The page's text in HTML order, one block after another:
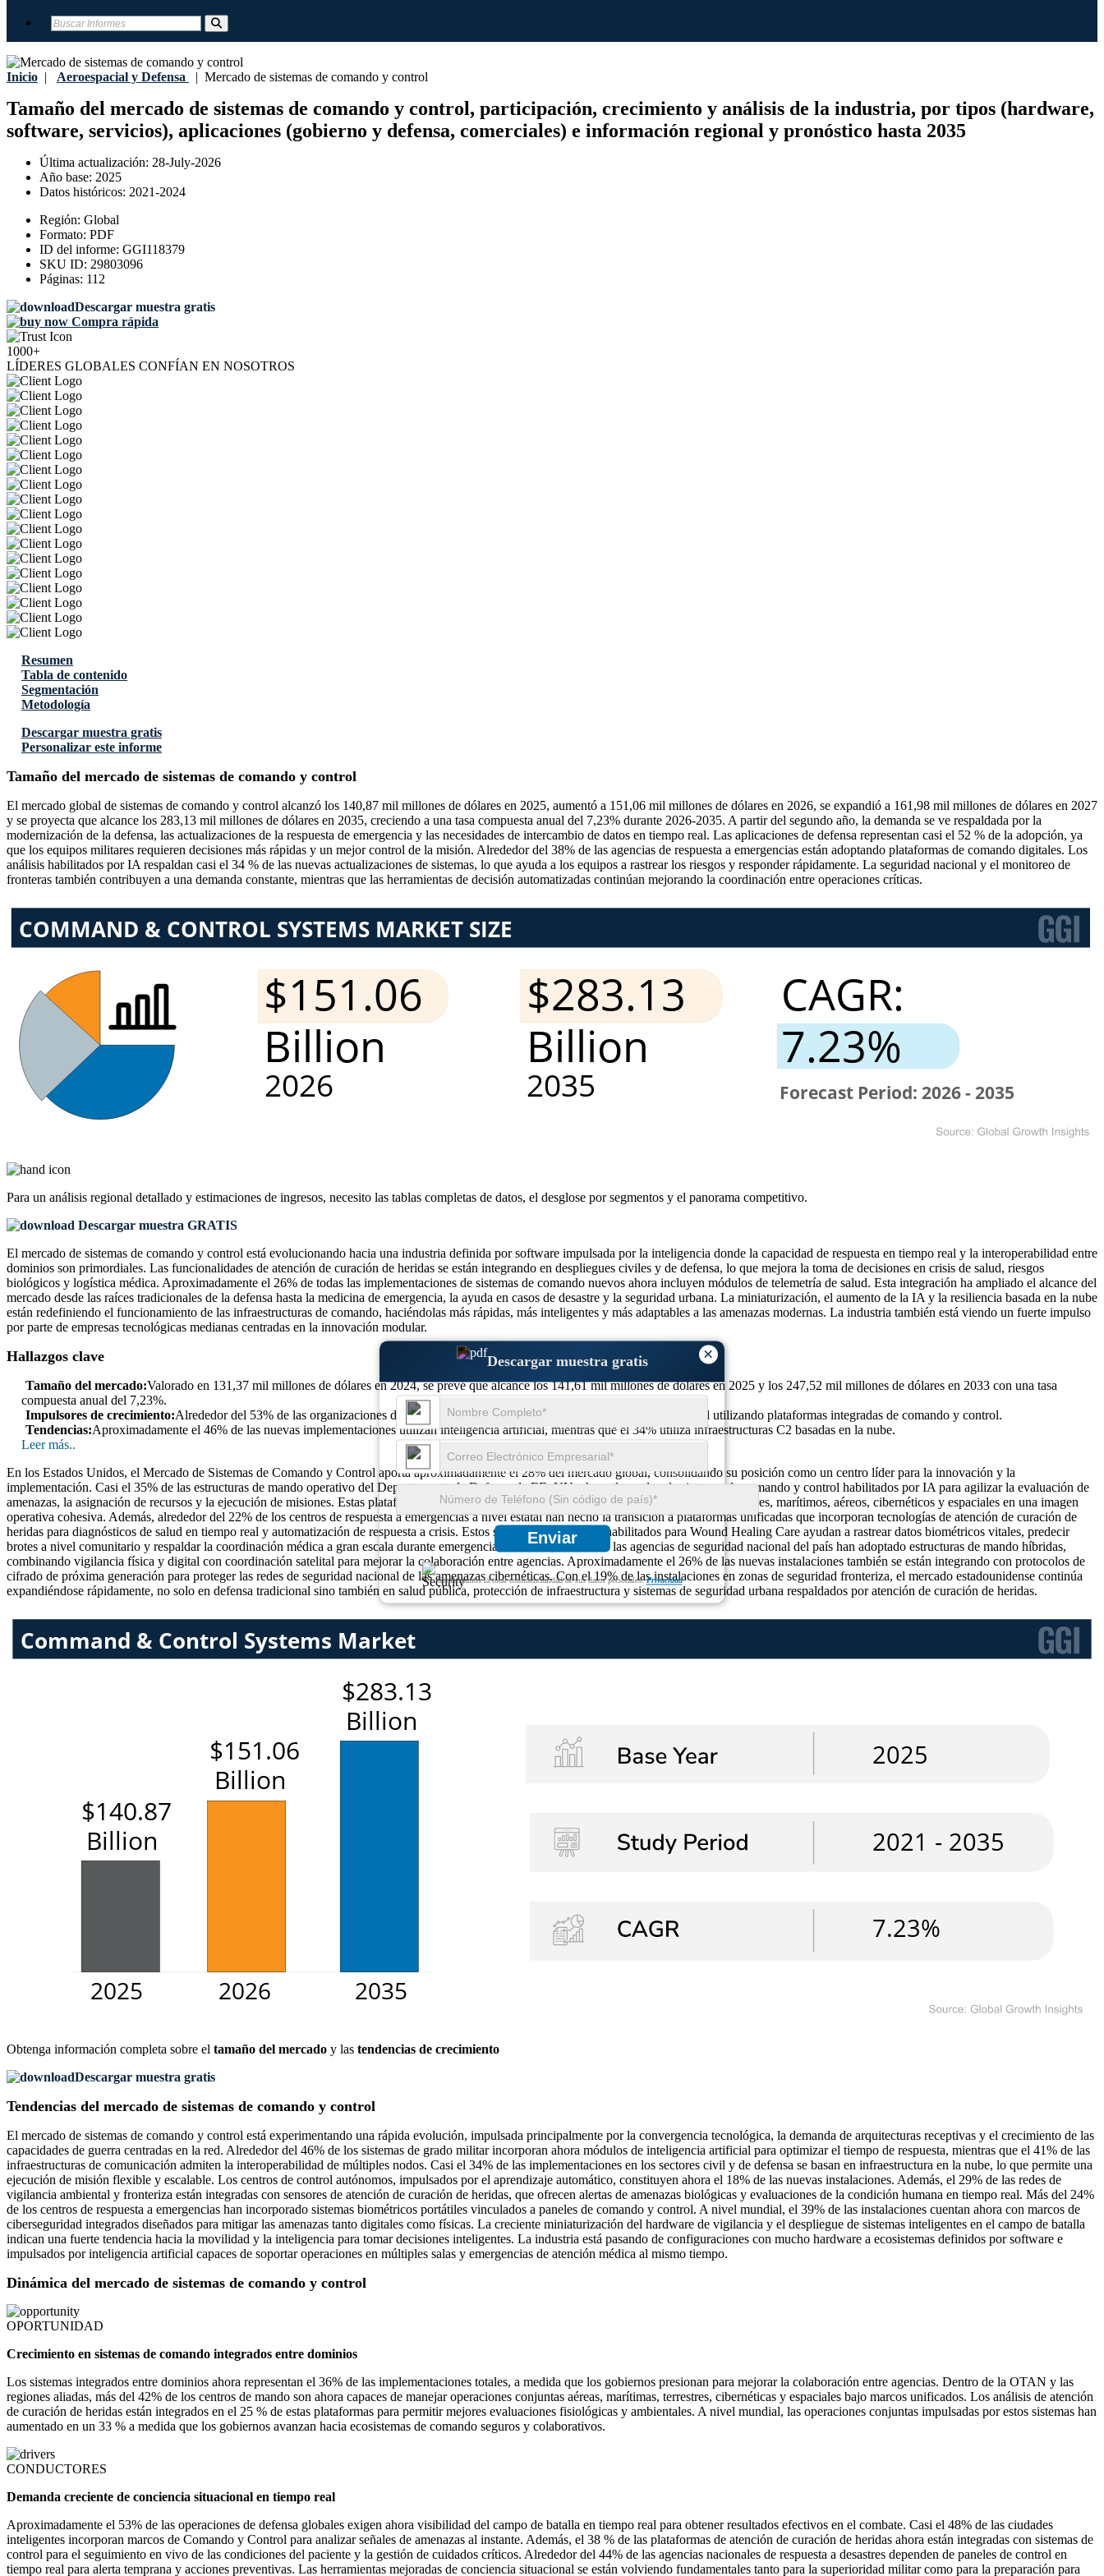
Inicio | Aeroespacial y Defensa | Mercado de sistemas de comando y control
Tamaño del mercado de sistemas de comando y control, participación, crecimiento y análisis de la industria, por tipos (hardware,
software, servicios), aplicaciones (gobierno y defensa, comerciales) e información regional y pronóstico hasta 2035
Última actualización: 28-July-2026
Año base: 2025
Datos históricos: 2021-2024
Región: Global
Formato: PDF
ID del informe: GGI118379
SKU ID: 29803096
Páginas: 112
Descargar muestra gratis
Compra rápida
1000+
LÍDERES GLOBALES CONFÍAN EN NOSOTROS
×
Descargar muestra gratis
Enviar
Garantizamos la total confidencialidad de sus datos personales.Privacidad
Resumen
Tabla de contenido
Segmentación
Metodología
Descargar muestra gratis
Personalizar este informe
Tamaño del mercado de sistemas de comando y control
El mercado global de sistemas de comando y control alcanzó los 140,87 mil millones de dólares en 2025, aumentó a 151,06 mil millones de dólares en 2026, se expandió a 161,98 mil millones de dólares en 2027
y se proyecta que alcance los 283,13 mil millones de dólares en 2035, creciendo a una tasa compuesta anual del 7,23% durante 2026-2035. A partir del segundo año, la demanda se ve respaldada por la
modernización de la defensa, las actualizaciones de la respuesta de emergencia y las necesidades de intercambio de datos en tiempo real. Las aplicaciones de defensa representan casi el 52 % de la adopción, ya
que los equipos militares requieren decisiones más rápidas y un mejor control de la misión. Alrededor del 38% de las agencias de respuesta a emergencias están adoptando plataformas de comando digitales. Los
análisis habilitados por IA respaldan casi el 34 % de las nuevas actualizaciones de sistemas, lo que ayuda a los equipos a rastrear los riesgos y responder rápidamente. La seguridad nacional y el monitoreo de
fronteras también contribuyen a una demanda constante, mientras que las herramientas de decisión automatizadas continúan mejorando la coordinación entre operaciones críticas.
Para un análisis regional detallado y estimaciones de ingresos, necesito las tablas completas de datos, el desglose por segmentos y el panorama competitivo.
Descargar muestra GRATIS
El mercado de sistemas de comando y control está evolucionando hacia una industria definida por software impulsada por la inteligencia donde la capacidad de respuesta en tiempo real y la interoperabilidad entre
dominios son primordiales. Las funcionalidades de atención de curación de heridas se están integrando en despliegues civiles y de defensa, lo que mejora la toma de decisiones en crisis de salud, riesgos
biológicos y logística médica. Aproximadamente el 26% de todas las implementaciones de sistemas de comando nuevos ahora incluyen módulos de telemetría de salud. Esta integración ha ampliado el alcance del
mercado desde las raíces tradicionales de la defensa hasta la medicina de emergencia, la ayuda en casos de desastre y la seguridad urbana. La miniaturización, el aumento de la IA y la resiliencia basada en la nube
están redefiniendo el funcionamiento de las infraestructuras de comando, haciéndolas más rápidas, más inteligentes y más adaptables a las amenazas modernas. La industria también está viendo un fuerte impulso
por parte de empresas tecnológicas medianas centradas en la innovación modular.
Hallazgos clave
Tamaño del mercado:Valorado en 131,37 mil millones de dólares en 2024, se prevé que alcance los 141,61 mil millones de dólares en 2025 y los 247,52 mil millones de dólares en 2033 con una tasa
compuesta anual del 7,23%.
Impulsores de crecimiento:Alrededor del 53% de las organizaciones de defensa exigen conocimiento de la situación en tiempo real utilizando plataformas integradas de comando y control.
Tendencias:Aproximadamente el 46% de las nuevas implementaciones utilizan inteligencia artificial, mientras que el 34% utiliza infraestructuras C2 basadas en la nube.
Leer más..
En los Estados Unidos, el Mercado de Sistemas de Comando y Control aporta aproximadamente el 28% del mercado global, consolidando su posición como un centro líder para la innovación y la
implementación. Casi el 35% de las estructuras de mando operativo del Departamento de Defensa de EE. UU. ahora dependen de sistemas de comando y control habilitados por IA para agilizar la evaluación de
amenazas, la asignación de recursos y la ejecución de misiones. Estas plataformas permiten operaciones multidominio que integran activos terrestres, marítimos, aéreos, cibernéticos y espaciales en una imagen
operativa cohesiva. Además, alrededor del 22% de los centros de respuesta a emergencias a nivel estatal han hecho la transición a plataformas unificadas que incorporan tecnologías de atención de curación de
heridas para diagnósticos de salud en tiempo real y automatización de respuesta a crisis. Estos sistemas de comando habilitados para Wound Healing Care ayudan a rastrear datos biométricos vitales, predecir
brotes a nivel comunitario y respaldar la coordinación médica a gran escala durante emergencias. Además, el 31% de las agencias de seguridad nacional del país han adoptado estructuras de mando híbridas,
combinando vigilancia física y digital con coordinación satelital para mejorar la colaboración entre agencias. Aproximadamente el 26% de las nuevas instalaciones también se están integrando con protocolos de
cifrado de próxima generación para proteger las redes de seguridad nacional de las amenazas cibernéticas. Con el 19% de las instalaciones en zonas de seguridad fronteriza, el mercado estadounidense continúa
expandiéndose rápidamente, no solo en defensa tradicional sino también en salud pública, protección de infraestructura y sistemas de seguridad urbana respaldados por atención de curación de heridas.
Obtenga información completa sobre el tamaño del mercado y las tendencias de crecimiento
Descargar muestra gratis
Tendencias del mercado de sistemas de comando y control
El mercado de sistemas de comando y control está experimentando una rápida evolución, impulsada principalmente por la convergencia tecnológica, la demanda de arquitecturas receptivas y el crecimiento de las
capacidades de guerra centradas en la red. Alrededor del 46% de los sistemas de grado militar incorporan ahora módulos de inteligencia artificial para optimizar el tiempo de respuesta, mientras que el 41% de las
infraestructuras de comunicación admiten la interoperabilidad de múltiples nodos. Casi el 34% de las implementaciones en los sectores civil y de defensa se basan en infraestructura en la nube, lo que permite una
ejecución de misión flexible y escalable. Los centros de control autónomos, impulsados ​​por el aprendizaje automático, constituyen ahora el 18% de las nuevas instalaciones. Además, el 29% de las redes de
vigilancia ambiental y fronteriza están integradas con sensores de atención de curación de heridas, que ofrecen alertas de amenazas biológicas y evaluaciones de la condición humana en tiempo real. Más del 24%
de los centros de respuesta a emergencias han incorporado sistemas biométricos portátiles vinculados a paneles de comando y control. A nivel mundial, el 39% de las instalaciones cuentan ahora con marcos de
ciberseguridad integrados diseñados para mitigar las amenazas tanto digitales como físicas. La creciente miniaturización del hardware de vigilancia y el despliegue de sistemas inteligentes en el campo de batalla
indican una fuerte tendencia hacia la movilidad y la inteligencia para tomar decisiones inteligentes. La industria está pasando de configuraciones con mucho hardware a ecosistemas definidos por software e
impulsados ​​por inteligencia artificial capaces de soportar operaciones en múltiples salas y emergencias de atención médica al mismo tiempo.
Dinámica del mercado de sistemas de comando y control
OPORTUNIDAD
Crecimiento en sistemas de comando integrados entre dominios
Los sistemas integrados entre dominios ahora representan el 36% de las implementaciones totales, a medida que los gobiernos presionan para mejorar la colaboración entre agencias. Dentro de la OTAN y las
regiones aliadas, más del 42% de los centros de mando son ahora capaces de manejar operaciones conjuntas aéreas, marítimas, terrestres, cibernéticas y espaciales bajo marcos unificados. Los análisis de atención
de curación de heridas están integrados en el 25 % de estas plataformas para permitir mejores evaluaciones fisiológicas y ambientales. A nivel mundial, las operaciones conjuntas impulsadas por estos sistemas han
aumentado en un 33 % a medida que los gobiernos avanzan hacia ecosistemas de comando seguros y colaborativos.
CONDUCTORES
Demanda creciente de conciencia situacional en tiempo real
Aproximadamente el 53% de las operaciones de defensa globales exigen ahora visibilidad del campo de batalla en tiempo real para obtener resultados efectivos en el combate. Casi el 48% de las ciudades
inteligentes incorporan marcos de Comando y Control para analizar señales de amenazas al instante. Además, el 38 % de las plataformas de atención de curación de heridas ahora están integradas con sistemas de
control para el seguimiento en vivo de las condiciones del paciente y la gestión de cuidados críticos. Alrededor del 44% de las agencias nacionales de respuesta a desastres dependen de paneles de control en
tiempo real para alerta temprana y acciones preventivas. Las herramientas mejoradas de conciencia situacional se están volviendo fundamentales tanto para la superioridad militar como para la preparación para